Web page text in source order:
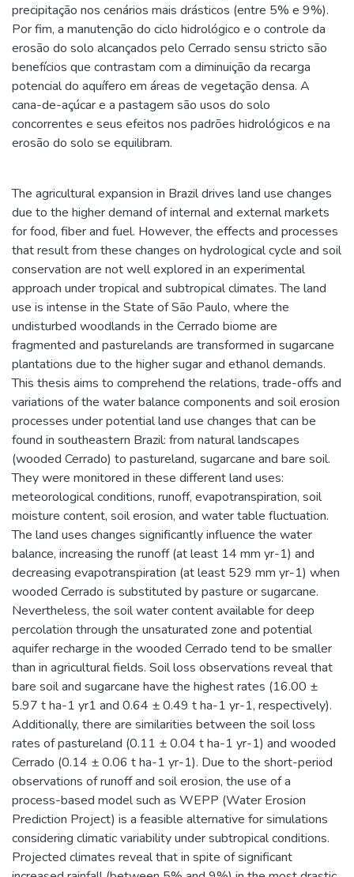
precipitação nos cenários mais drásticos (entre 5% e 9%).
Por fim, a manutenção do ciclo hidrológico e o controle da
erosão do solo alcançados pelo Cerrado sensu stricto são
benefícios que contrastam com a diminuição da recarga
potencial do aquífero em áreas de vegetação densa. A
cana-de-açúcar e a pastagem são usos do solo
concorrentes e seus efeitos nos padrões hidrológicos e na
erosão do solo se equilibram.
The agricultural expansion in Brazil drives land use changes
due to the higher demand of internal and external markets
for food, fiber and fuel. However, the effects and processes
that result from these changes on hydrological cycle and soil
conservation are not well explored in an experimental
approach under tropical and subtropical climates. The land
use is intense in the State of São Paulo, where the
undisturbed woodlands in the Cerrado biome are
fragmented and pasturelands are transformed in sugarcane
plantations due to the higher sugar and ethanol demands.
This thesis aims to comprehend the relations, trade-offs and
variations of the water balance components and soil erosion
processes under potential land use changes that can be
found in southeastern Brazil: from natural landscapes
(wooded Cerrado) to pastureland, sugarcane and bare soil.
They were monitored in these different land uses:
meteorological conditions, runoff, evapotranspiration, soil
moisture content, soil erosion, and water table fluctuation.
The land uses changes significantly influence the water
balance, increasing the runoff (at least 14 mm yr-1) and
decreasing evapotranspiration (at least 529 mm yr-1) when
wooded Cerrado is substituted by pasture or sugarcane.
Nevertheless, the soil water content available for deep
percolation through the unsaturated zone and potential
aquifer recharge in the wooded Cerrado tend to be smaller
than in agricultural fields. Soil loss observations reveal that
bare soil and sugarcane have the highest rates (16.00 ±
5.97 t ha-1 yr1 and 0.64 ± 0.49 t ha-1 yr-1, respectively).
Additionally, there are similarities between the soil loss
rates of pastureland (0.11 ± 0.04 t ha-1 yr-1) and wooded
Cerrado (0.14 ± 0.06 t ha-1 yr-1). Due to the short-period
observations of runoff and soil erosion, the use of a
process-based model such as WEPP (Water Erosion
Prediction Project) is a feasible alternative for simulations
considering climatic variability under subtropical conditions.
Projected climates reveal that in spite of significant